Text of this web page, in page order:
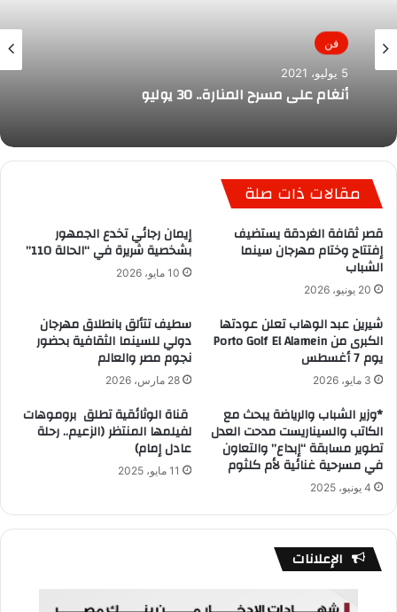
فن
5 يوليو، 2021
أنغام على مسرح المنارة.. 30 يوليو
مقالات ذات صلة
قصر ثقافة الغردقة يستضيف
إفتتاح وختام مهرجان سينما
الشباب
20 يونيو، 2026
إيمان رجائي تخدع الجمهور
بشخصية شريرة في “الحالة 110”
10 مايو، 2026
شيرين عبد الوهاب تعلن عودتها
الكبرى من Porto Golf El Alamein
يوم 7 أغسطس
3 مايو، 2026
سطيف تتألق بانطلاق مهرجان
دولي للسينما الثقافية بحضور
نجوم مصر والعالم
28 مارس، 2026
*وزير الشباب والرياضة يبحث مع
الكاتب والسيناريست مدحت العدل
تطوير مسابقة “إبداع” والتعاون
في مسرحية غنائية لأم كلثوم
4 يونيو، 2025
قناة الوثائقية تطلق بروموهات
لفيلمها المنتظر (الزعيم.. رحلة
عادل إمام)
11 مايو، 2025
الإعلانات